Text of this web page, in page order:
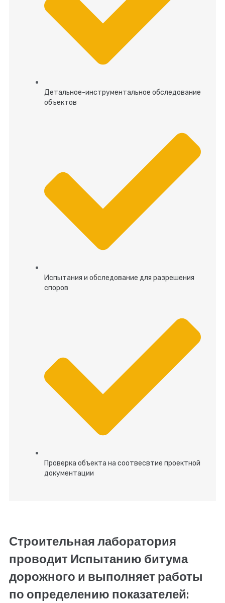
Детальное-инструментальное обследование
объектов
Испытания и обследование для разрешения
споров
Проверка объекта на соотвесвтие проектной
документации
Строительная лаборатория
проводит Испытанию битума
дорожного и выполняет работы
по определению показателей: